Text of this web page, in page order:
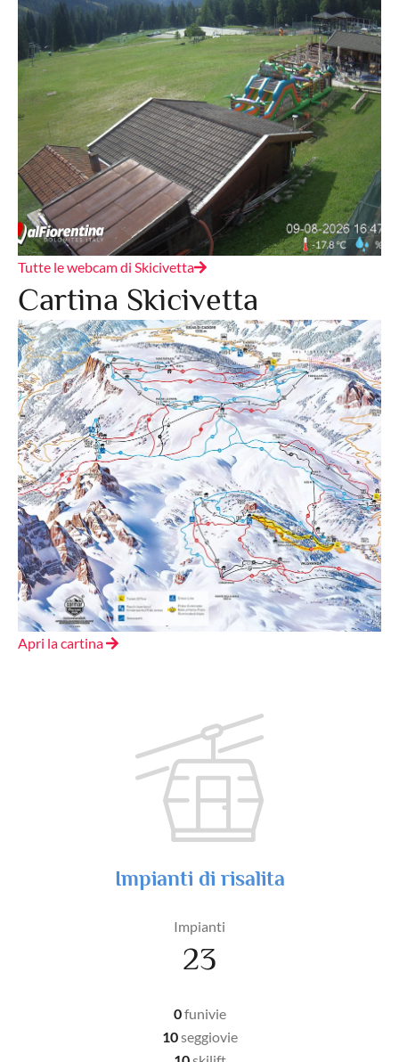
Tutte le webcam di Skicivetta
Cartina Skicivetta
Apri la cartina
Impianti di risalita
Impianti
23
0funivie
10seggiovie